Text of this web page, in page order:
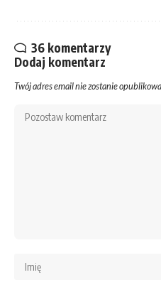
36 komentarzy
Dodaj komentarz
Twój adres email nie zostanie